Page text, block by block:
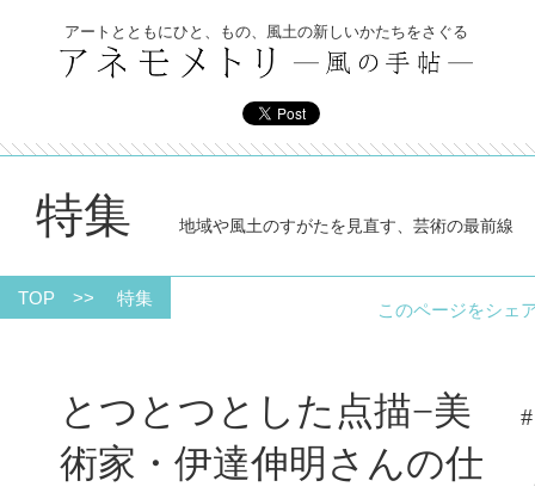
アートとともにひと、もの、風土の新しいかたちをさぐる
特集 地域や風土のすがたを見直す、芸術の最前線
TOP >> 特集
このページをシ
#
とつとつとした点描−美
術家・伊達伸明さんの仕